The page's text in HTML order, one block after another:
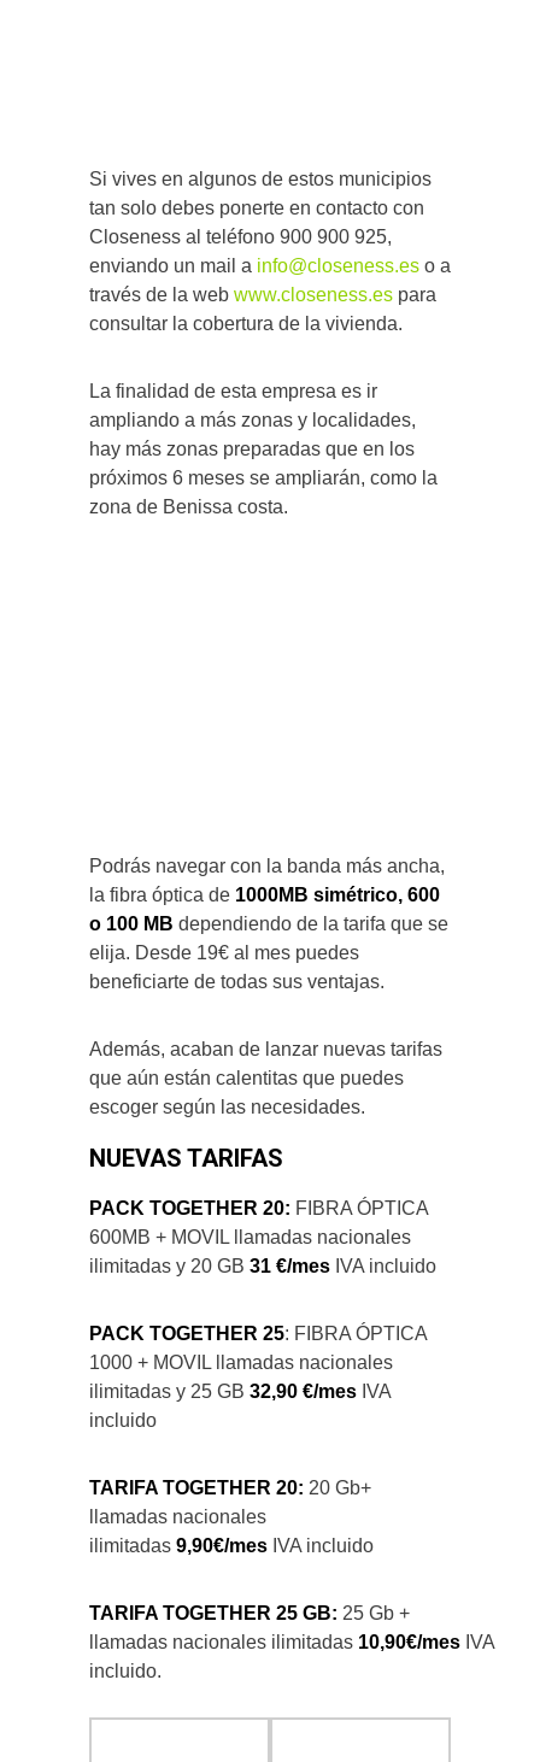
Si vives en algunos de estos municipios
tan solo debes ponerte en contacto con
Closeness al teléfono 900 900 925,
enviando un mail a info@closeness.es o a
través de la web www.closeness.es para
consultar la cobertura de la vivienda.
La finalidad de esta empresa es ir
ampliando a más zonas y localidades,
hay más zonas preparadas que en los
próximos 6 meses se ampliarán, como la
zona de Benissa costa.
Podrás navegar con la banda más ancha,
la fibra óptica de 1000MB simétrico, 600
o 100 MB dependiendo de la tarifa que se
elija. Desde 19€ al mes puedes
beneficiarte de todas sus ventajas.
Además, acaban de lanzar nuevas tarifas
que aún están calentitas que puedes
escoger según las necesidades.
NUEVAS TARIFAS
PACK TOGETHER 20: FIBRA ÓPTICA
600MB + MOVIL llamadas nacionales
ilimitadas y 20 GB 31 €/mes IVA incluido
PACK TOGETHER 25: FIBRA ÓPTICA
1000 + MOVIL llamadas nacionales
ilimitadas y 25 GB 32,90 €/mes IVA
incluido
TARIFA TOGETHER 20: 20 Gb+
llamadas nacionales
ilimitadas 9,90€/mes IVA incluido
TARIFA TOGETHER 25 GB: 25 Gb +
llamadas nacionales ilimitadas 10,90€/mes IVA
incluido.